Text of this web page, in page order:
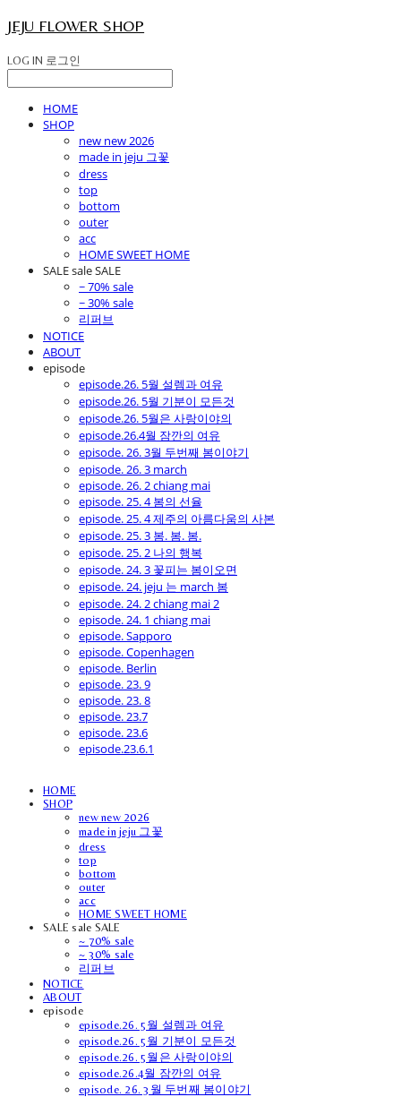
JEJU FLOWER SHOP
LOG IN 로그인
HOME
SHOP
new new 2026
made in jeju 그꽃
dress
top
bottom
outer
acc
HOME SWEET HOME
SALE sale SALE
~ 70% sale
~ 30% sale
리퍼브
NOTICE
ABOUT
episode
episode.26. 5월 설렘과 여유
episode.26. 5월 기분이 모든것
episode.26. 5월은 사랑이야의
episode.26.4월 잠깐의 여유
episode. 26. 3월 두번째 봄이야기
episode. 26. 3 march
episode. 26. 2 chiang mai
episode. 25. 4 봄의 선율
episode. 25. 4 제주의 아름다움의 사본
episode. 25. 3 봄. 봄. 봄.
episode. 25. 2 나의 행복
episode. 24. 3 꽃피는 봄이오면
episode. 24. jeju 는 march 봄
episode. 24. 2 chiang mai 2
episode. 24. 1 chiang mai
episode. Sapporo
episode. Copenhagen
episode. Berlin
episode. 23. 9
episode. 23. 8
episode. 23.7
episode. 23.6
episode.23.6.1
HOME
SHOP
new new 2026
made in jeju 그꽃
dress
top
bottom
outer
acc
HOME SWEET HOME
SALE sale SALE
~ 70% sale
~ 30% sale
리퍼브
NOTICE
ABOUT
episode
episode.26. 5월 설렘과 여유
episode.26. 5월 기분이 모든것
episode.26. 5월은 사랑이야의
episode.26.4월 잠깐의 여유
episode. 26. 3월 두번째 봄이야기